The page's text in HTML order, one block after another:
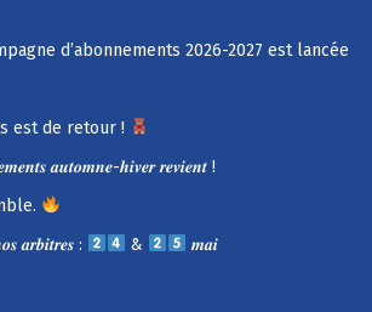
d’abonnements 2026-2027 est lancée
est de retour !
𝒂𝒖𝒕𝒐𝒎𝒏𝒆-𝒉𝒊𝒗𝒆𝒓 𝒓𝒆𝒗𝒊𝒆𝒏𝒕 !
𝒂𝒓𝒃𝒊𝒕𝒓𝒆𝒔 :
& 𝒎𝒂𝒊